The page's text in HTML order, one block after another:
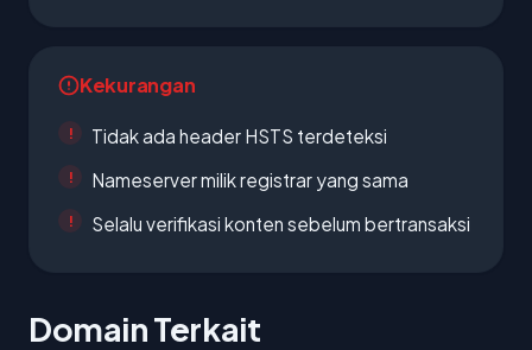
Kekurangan
Tidak ada header HSTS terdeteksi
Nameserver milik registrar yang sama
Selalu verifikasi konten sebelum bertransaksi
Domain Terkait